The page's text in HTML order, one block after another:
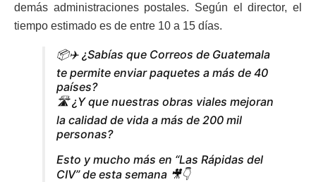
demás administraciones postales. Según el director, el
tiempo estimado es de entre 10 a 15 días.
📦✈️ ¿Sabías que Correos de Guatemala
te permite enviar paquetes a más de 40
países?
🛣️ ¿Y que nuestras obras viales mejoran
la calidad de vida a más de 200 mil
personas?
Esto y mucho más en “Las Rápidas del
CIV” de esta semana 🎥👇